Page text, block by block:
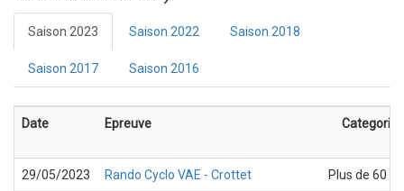
Saison 2023 Saison 2022 Saison 2018
Saison 2017 Saison 2016
Date Epreuve Categorie
29/05/2023 Rando Cyclo VAE - Crottet Plus de 60